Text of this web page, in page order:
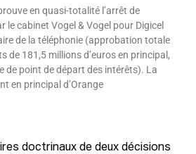
en quasi-totalité l’arrêt de
cabinet Vogel & Vogel pour Digicel
de la téléphonie (approbation totale
de 181,5 millions d’euros en principal,
de point de départ des intérêts). La
en principal d’Orange
doctrinaux de deux décisions